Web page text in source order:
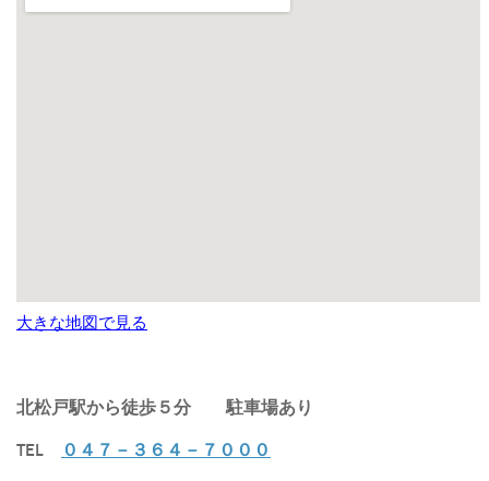
大きな地図で見る
北松戸駅から徒歩５分 駐車場あり
TEL ０４７－３６４－７０００